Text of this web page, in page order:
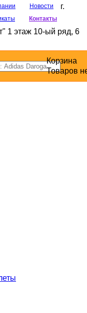
Новости
Контакты
г.
1 этаж 10-ый ряд, 6
Корзина
Товаров